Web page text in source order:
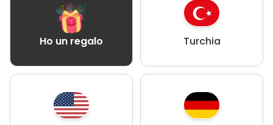
Ho un regalo Turchia